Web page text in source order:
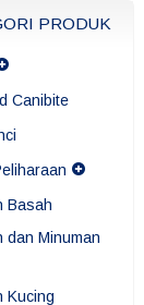
PRODUK
Canibite
Basah
dan Minuman
Kucing